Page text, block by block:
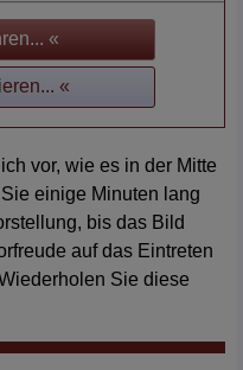
«
«
vor, wie es in der Mitte
einige Minuten lang
bis das Bild
auf das Eintreten
Sie diese